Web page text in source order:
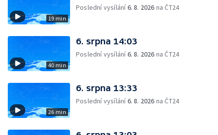
19 min
Poslední vysílání6. 8. 2026 na ČT24
40 min
6. srpna 14:03
Poslední vysílání6. 8. 2026 na ČT24
26 min
6. srpna 13:33
Poslední vysílání6. 8. 2026 na ČT24